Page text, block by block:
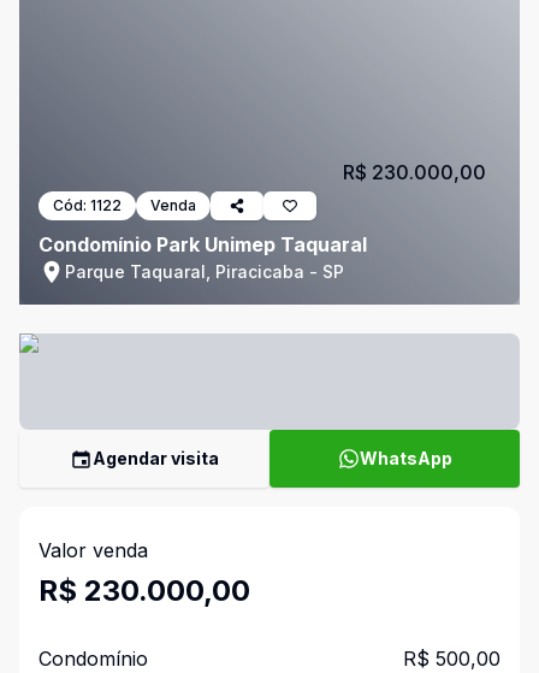
Cód: 1122 Venda
Condomínio Park Unimep Taquaral
Parque Taquaral, Piracicaba - SP
R$ 230.000,00
Agendar visita WhatsApp
Valor venda
R$ 230.000,00
Condomínio R$ 500,00